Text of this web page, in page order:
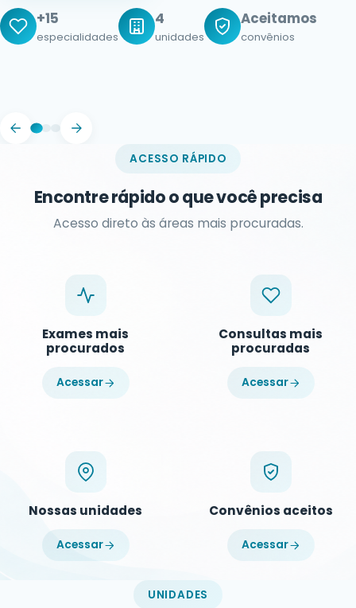
agendamento no mesmo dia em até 10x
Humanizado
ACESSO RÁPIDO
Encontre rápido o que você precisa
Acesso direto às áreas mais procuradas.
Exames mais
procurados
Acessar
Consultas mais
procuradas
Acessar
Nossas unidades
Acessar
Convênios aceitos
Acessar
UNIDADES